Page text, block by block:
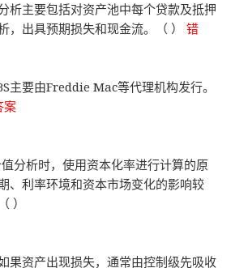
析主要包括对资产池中每个贷款及抵押
，出具预期损失和现金流。（ ）错
主要由Freddie Mac等代理机构发行。
案
分析时，使用资本化率进行计算的原
、利率环境和资本市场变化的影响较
）
果资产出现损失，通常由控制级先吸收